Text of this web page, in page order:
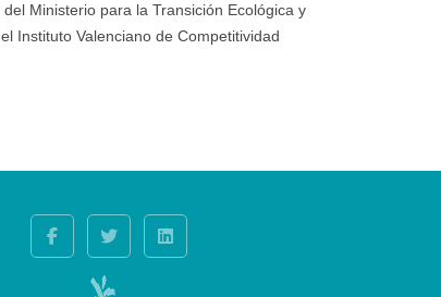
Ministerio para la Transición Ecológica y
Instituto Valenciano de Competitividad